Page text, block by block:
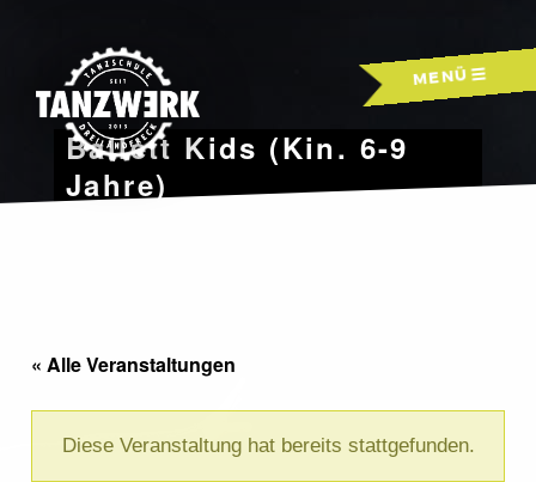
MENÜ
Ballett Kids (Kin. 6-9
Jahre)
« Alle Veranstaltungen
Diese Veranstaltung hat bereits stattgefunden.